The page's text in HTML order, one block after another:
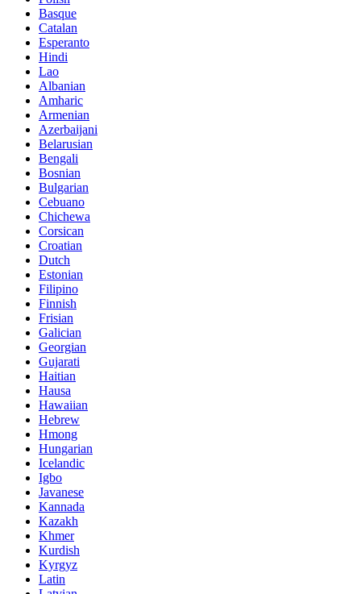
Basque
Catalan
Esperanto
Hindi
Lao
Albanian
Amharic
Armenian
Azerbaijani
Belarusian
Bengali
Bosnian
Bulgarian
Cebuano
Chichewa
Corsican
Croatian
Dutch
Estonian
Filipino
Finnish
Frisian
Galician
Georgian
Gujarati
Haitian
Hausa
Hawaiian
Hebrew
Hmong
Hungarian
Icelandic
Igbo
Javanese
Kannada
Kazakh
Khmer
Kurdish
Kyrgyz
Latin